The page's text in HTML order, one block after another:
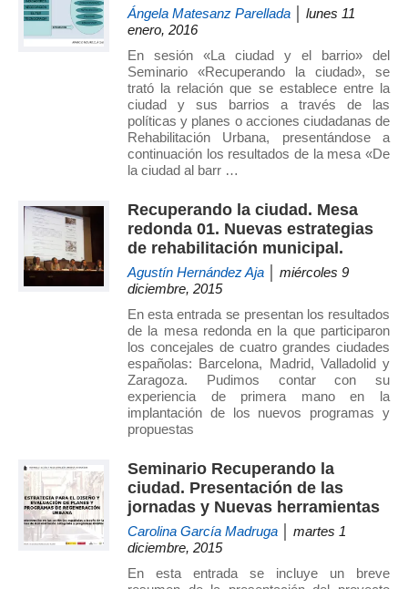
Ángela Matesanz Parellada │ lunes 11
enero, 2016
En sesión «La ciudad y el barrio» del
Seminario «Recuperando la ciudad», se
trató la relación que se establece entre la
ciudad y sus barrios a través de las
políticas y planes o acciones ciudadanas de
Rehabilitación Urbana, presentándose a
continuación los resultados de la mesa «De
la ciudad al barr …
Recuperando la ciudad. Mesa
redonda 01. Nuevas estrategias
de rehabilitación municipal.
Agustín Hernández Aja │ miércoles 9
diciembre, 2015
En esta entrada se presentan los resultados
de la mesa redonda en la que participaron
los concejales de cuatro grandes ciudades
españolas: Barcelona, Madrid, Valladolid y
Zaragoza. Pudimos contar con su
experiencia de primera mano en la
implantación de los nuevos programas y
propuestas
Seminario Recuperando la
ciudad. Presentación de las
jornadas y Nuevas herramientas
Carolina García Madruga │ martes 1
diciembre, 2015
En esta entrada se incluye un breve